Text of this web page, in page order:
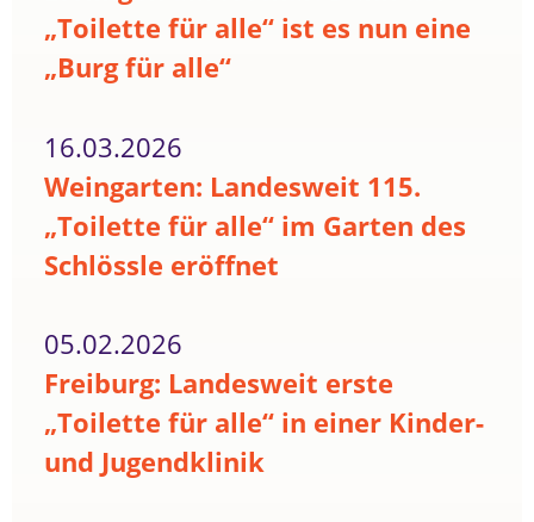
„Toilette für alle“ ist es nun eine
„Burg für alle“
16.03.2026
Weingarten: Landesweit 115.
„Toilette für alle“ im Garten des
Schlössle eröffnet
05.02.2026
Freiburg: Landesweit erste
„Toilette für alle“ in einer Kinder-
und Jugendklinik